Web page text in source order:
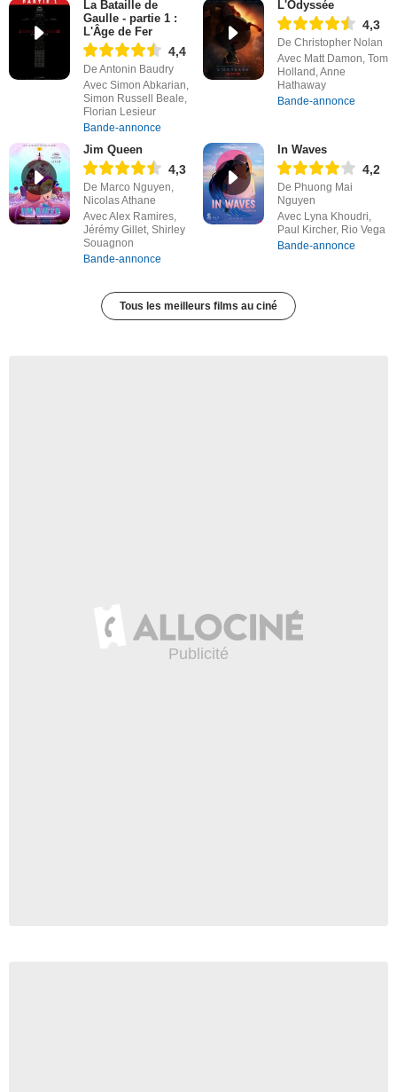
La Bataille de
Gaulle - partie 1 :
L'Âge de Fer
4,4
De Antonin Baudry
Avec Simon Abkarian,
Simon Russell Beale,
Florian Lesieur
Bande-annonce
L'Odyssée
4,3
De Christopher Nolan
Avec Matt Damon, Tom
Holland, Anne
Hathaway
Bande-annonce
Jim Queen
4,3
De Marco Nguyen,
Nicolas Athane
Avec Alex Ramires,
Jérémy Gillet, Shirley
Souagnon
Bande-annonce
In Waves
4,2
De Phuong Mai
Nguyen
Avec Lyna Khoudri,
Paul Kircher, Rio Vega
Bande-annonce
Tous les meilleurs films au ciné